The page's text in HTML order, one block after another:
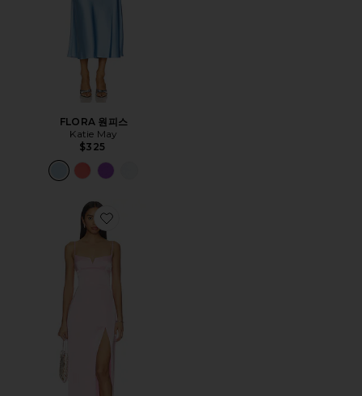
FLORA 원피스
Katie May
$325
Favorite LYRA 맥시원피스